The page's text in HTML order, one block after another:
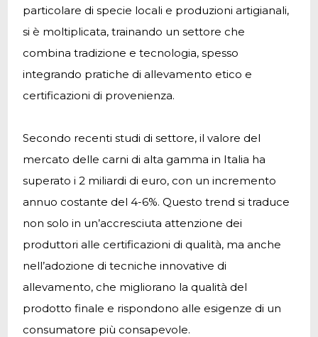
particolare di specie locali e produzioni artigianali,
si è moltiplicata, trainando un settore che
combina tradizione e tecnologia, spesso
integrando pratiche di allevamento etico e
certificazioni di provenienza.
Secondo recenti studi di settore, il valore del
mercato delle carni di alta gamma in Italia ha
superato i2 miliardi di euro, con un incremento
annuo costante del 4-6%. Questo trend si traduce
non solo in un’accresciuta attenzione dei
produttori alle certificazioni di qualità, ma anche
nell’adozione di tecniche innovative di
allevamento, che migliorano la qualità del
prodotto finale e rispondono alle esigenze di un
consumatore più consapevole.